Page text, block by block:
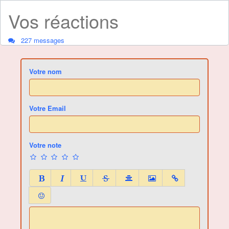
Vos réactions
227 messages
Votre nom
Votre Email
Votre note